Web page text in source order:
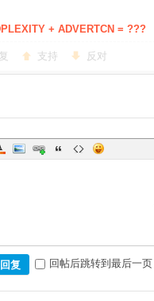
+ ADVERTCN = ???
支持 反对
复 回帖后跳转到最后一页